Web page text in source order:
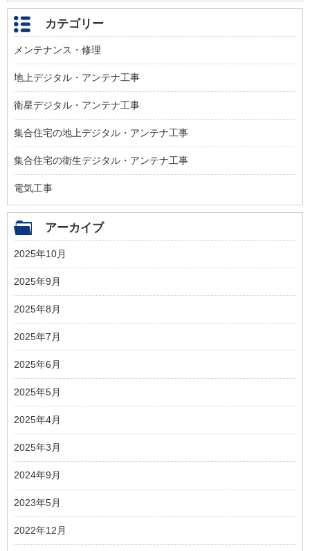
カテゴリー
メンテナンス・修理
地上デジタル・アンテナ工事
衛星デジタル・アンテナ工事
集合住宅の地上デジタル・アンテナ工事
集合住宅の衛生デジタル・アンテナ工事
電気工事
アーカイブ
2025年10月
2025年9月
2025年8月
2025年7月
2025年6月
2025年5月
2025年4月
2025年3月
2024年9月
2023年5月
2022年12月